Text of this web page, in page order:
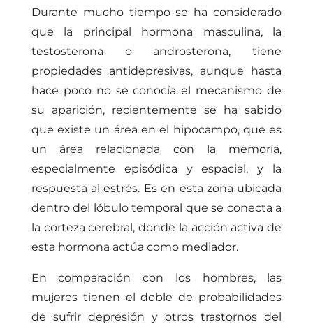
Durante mucho tiempo se ha considerado
que la principal hormona masculina, la
testosterona o androsterona, tiene
propiedades antidepresivas, aunque hasta
hace poco no se conocía el mecanismo de
su aparición, recientemente se ha sabido
que existe un área en el hipocampo, que es
un área relacionada con la memoria,
especialmente episódica y espacial, y la
respuesta al estrés. Es en esta zona ubicada
dentro del lóbulo temporal que se conecta a
la corteza cerebral, donde la acción activa de
esta hormona actúa como mediador.
En comparación con los hombres, las
mujeres tienen el doble de probabilidades
de sufrir depresión y otros trastornos del